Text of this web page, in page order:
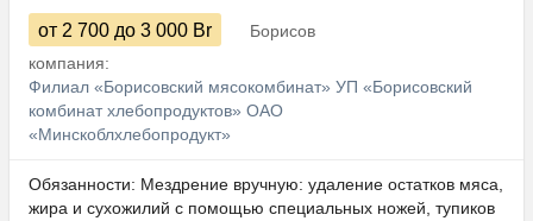
от 2 700 до 3 000 Br
Борисов
компания:
Филиал «Борисовский мясокомбинат» УП «Борисовский
комбинат хлебопродуктов» ОАО
«Минскоблхлебопродукт»
Обязанности: Мездрение вручную: удаление остатков мяса,
жира и сухожилий с помощью специальных ножей, тупиков